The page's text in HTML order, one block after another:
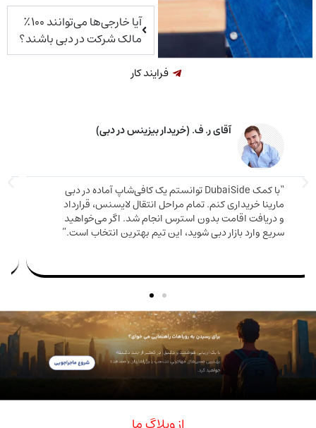
آیا خارجی‌ها می‌توانند ۱۰۰٪
مالک شرکت در دبی باشند؟
خانم م. ق. (خریدار ملک در دبی)
دقیق و صادقانه‌ای دریافت کردم. ملکی که
هم ارزش بالایی داشت هم باعث شد اقامت
بگیرم. تیم DubaiSide از شروع خرید تا گرفتن ویزا کنار